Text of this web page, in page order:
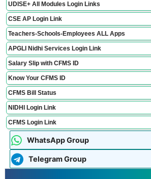
UDISE+ All Modules Login Links
CSE AP Login Link
Teachers-Schools-Employees ALL Apps
APGLI Nidhi Services Login Link
Salary Slip with CFMS ID
Know Your CFMS ID
CFMS Bill Status
NIDHI Login Link
CFMS Login Link
WhatsApp Group
Telegram Group